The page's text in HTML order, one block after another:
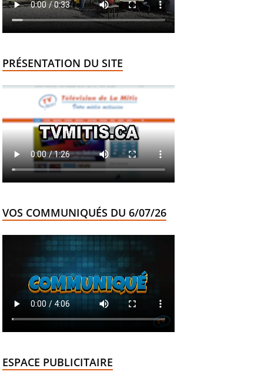
PRÉSENTATION DU SITE
VOS COMMUNIQUÉS DU 6/07/26
ESPACE PUBLICITAIRE